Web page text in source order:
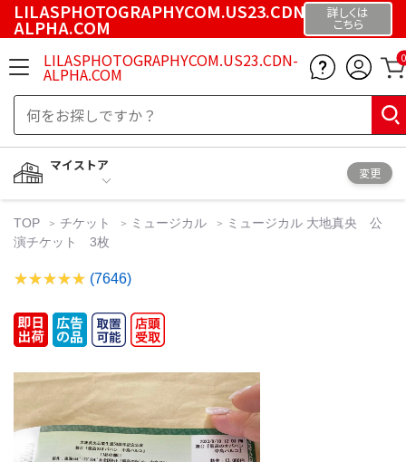
LILASPHOTOGRAPHYCOM.US23.CDN-
ALPHA.COM
詳しくは
こちら
LILASPHOTOGRAPHYCOM.US23.CDN-
ALPHA.COM
0
マイストア
変更
TOP チケット ミュージカル
ミュージカル 大地真央 公
演チケット 3枚
(7646)